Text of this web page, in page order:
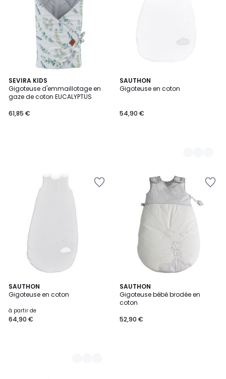
SEVIRA KIDS
Gigoteuse d'emmaillotage en
gaze de coton EUCALYPTUS
61,85 €
SAUTHON
Gigoteuse en coton
54,90 €
2
Couleurs
SAUTHON
Gigoteuse en coton
à partir de
64,90 €
3
Couleurs
SAUTHON
Gigoteuse bébé brodée en
coton
52,90 €